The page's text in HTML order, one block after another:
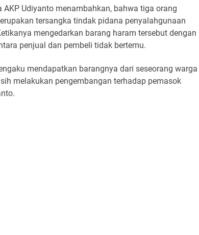
AKP Udiyanto menambahkan, bahwa tiga orang
tersangka tindak pidana penyalahgunaan
mengedarkan barang haram tersebut dengan
penjual dan pembeli tidak bertemu.
mendapatkan barangnya dari seseorang warga
melakukan pengembangan terhadap pemasok